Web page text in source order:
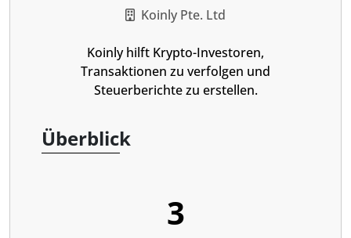
Koinly Pte. Ltd
Koinly hilft Krypto-Investoren,
Transaktionen zu verfolgen und
Steuerberichte zu erstellen.
Überblick
3